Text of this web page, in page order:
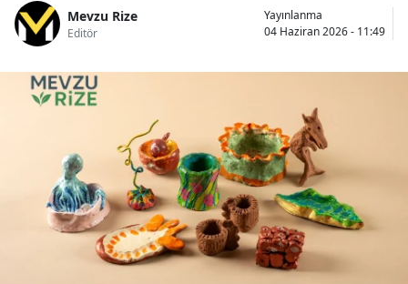
Mevzu Rize
Editör
Yayınlanma
04 Haziran 2026 - 11:49